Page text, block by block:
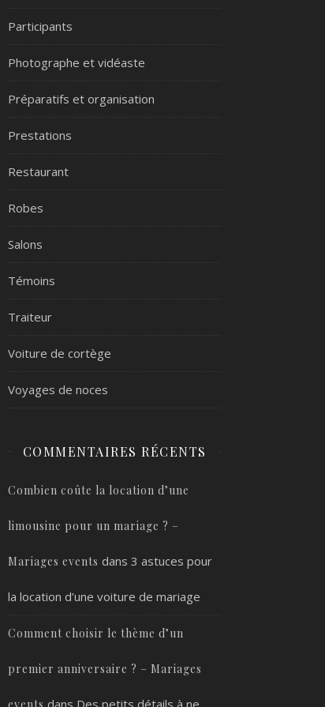
de sélection de tentes : tailles, styles et accessoires pour
Participants
Photographe et vidéaste
Préparatifs et organisation
Prestations
Restaurant
Robes
Salons
Témoins
Traiteur
Voiture de cortège
Voyages de noces
COMMENTAIRES RÉCENTS
Combien coûte la location d’une
limousine pour un mariage ? –
Mariages events dans 3 astuces pour
la location d’une voiture de mariage
Comment choisir le thème d’un
premier anniversaire ? – Mariages
events dans Des petits détails à ne